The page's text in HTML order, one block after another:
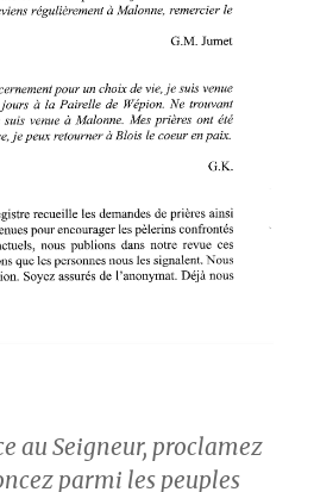
au Seigneur, proclamez
parmi les peuples